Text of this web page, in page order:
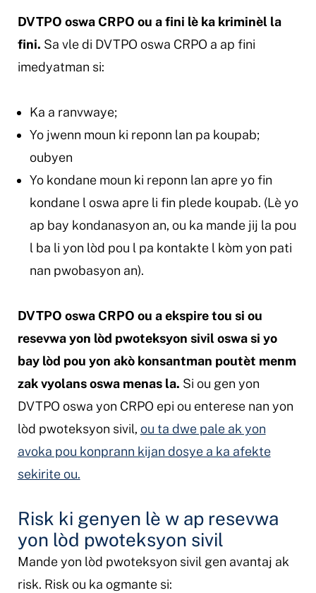
DVTPO oswa CRPO ou a fini lè ka kriminèl la
fini. Sa vle di DVTPO oswa CRPO a ap fini
imedyatman si:
Ka a ranvwaye;
Yo jwenn moun ki reponn lan pa koupab;
oubyen
Yo kondane moun ki reponn lan apre yo fin
kondane l oswa apre li fin plede koupab. (Lè yo
ap bay kondanasyon an, ou ka mande jij la pou
l ba li yon lòd pou l pa kontakte l kòm yon pati
nan pwobasyon an).
DVTPO oswa CRPO ou a ekspire tou si ou
resevwa yon lòd pwoteksyon sivil oswa si yo
bay lòd pou yon akò konsantman poutèt menm
zak vyolans oswa menas la. Si ou gen yon
DVTPO oswa yon CRPO epi ou enterese nan yon
lòd pwoteksyon sivil, ou ta dwe pale ak yon
avoka pou konprann kijan dosye a ka afekte
sekirite ou.
Risk ki genyen lè w ap resevwa
yon lòd pwoteksyon sivil
Mande yon lòd pwoteksyon sivil gen avantaj ak
risk. Risk ou ka ogmante si: